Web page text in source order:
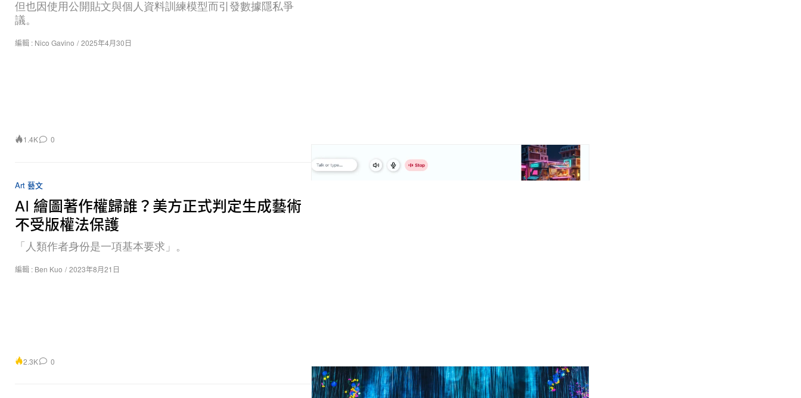
但也因使用公開貼文與個人資料訓練模型而引發數據隱私爭
議。
編輯 : Nico Gavino / 2025年4月30日
1.4K 0
Art 藝文
AI 繪圖著作權歸誰？美方正式判定生成藝術
不受版權法保護
「人類作者身份是一項基本要求」。
編輯 : Ben Kuo / 2023年8月21日
2.3K 0